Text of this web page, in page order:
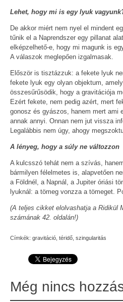
Lehet, hogy mi is egy lyuk
De akkor miért nem nyel el mindent
tűnik el a Naprendszer egy pillanat
elképzelhető-e, hogy mi magunk is
A válaszok meglepően izgalmasak.
Először is tisztázzuk: a fekete lyuk
fekete lyuk egy olyan objektum,
összesűrűsödik, hogy a gravitációja
Ezért fekete, nem pedig azért, mert
gonosz és gyászos, hanem mert ami
annak annyi. Onnan nem jut vissza
Legalábbis nem úgy, ahogy
A lényeg, hogy a súly ne változzon
A kulcsszó tehát nem a szívás,
bármilyen félelmetes is, alapvetően
a Földnél, a Napnál, a Jupiter óriási
lyuknál: a tömeg vonzza a tömeget.
(A teljes cikket elolvashatja a Ridikül
számának 42. oldalán!)
Címkék: gravitáció téridő szingularitás
Még nincs